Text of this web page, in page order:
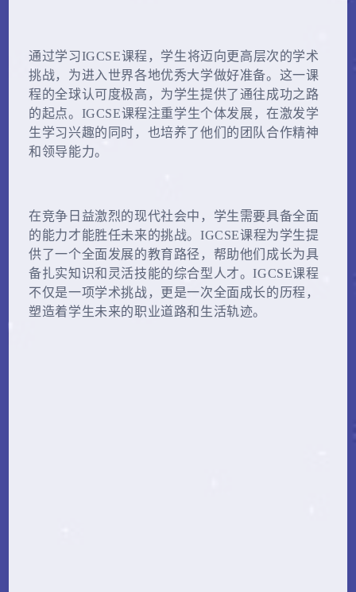
通过学习IGCSE课程，学生将迈向更高层次的学术
挑战，为进入世界各地优秀大学做好准备。这一课
程的全球认可度极高，为学生提供了通往成功之路
的起点。IGCSE课程注重学生个体发展，在激发学
生学习兴趣的同时，也培养了他们的团队合作精神
和领导能力。
在竞争日益激烈的现代社会中，学生需要具备全面
的能力才能胜任未来的挑战。IGCSE课程为学生提
供了一个全面发展的教育路径，帮助他们成长为具
备扎实知识和灵活技能的综合型人才。IGCSE课程
不仅是一项学术挑战，更是一次全面成长的历程，
塑造着学生未来的职业道路和生活轨迹。